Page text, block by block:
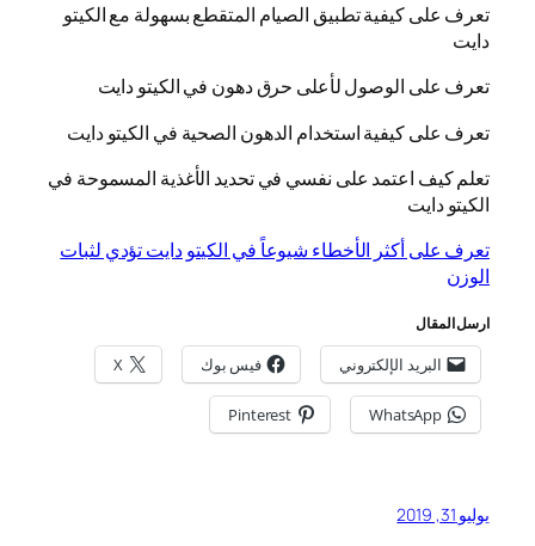
تعرف على كيفية تطبيق الصيام المتقطع بسهولة مع الكيتو
دايت
تعرف على الوصول لأعلى حرق دهون في الكيتو دايت
تعرف على كيفية استخدام الدهون الصحية في الكيتو دايت
تعلم كيف اعتمد على نفسي في تحديد الأغذية المسموحة في
الكيتو دايت
تعرف على أكثر الأخطاء شيوعاً في الكيتو دايت تؤدي لثبات
الوزن
ارسل المقال
البريد الإلكتروني فيس بوك X
WhatsApp
Pinterest
يوليو 31, 2019